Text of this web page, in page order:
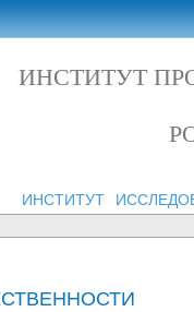
ИНСТИТУТ
ИНСТИТУТ